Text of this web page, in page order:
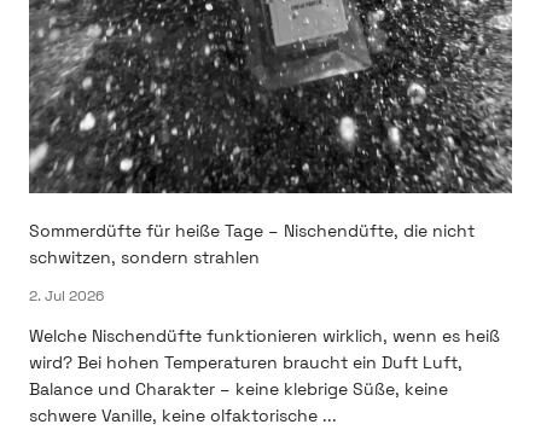
Sommerdüfte für heiße Tage – Nischendüfte, die nicht
schwitzen, sondern strahlen
2. Jul 2026
Welche Nischendüfte funktionieren wirklich, wenn es heiß
wird? Bei hohen Temperaturen braucht ein Duft Luft,
Balance und Charakter – keine klebrige Süße, keine
schwere Vanille, keine olfaktorische ...